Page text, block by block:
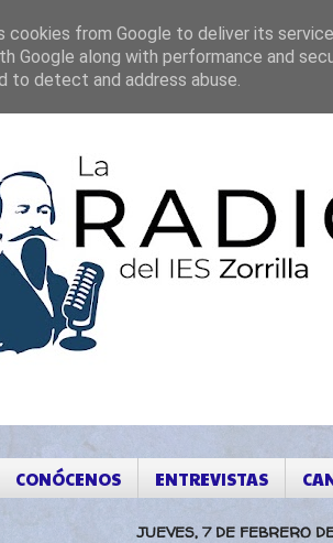
CONÓCENOS ENTREVISTAS
JUEVES, 7 DE FEBRERO
cookies from Google to deliver its
Google along with performance and
to detect and address abuse.